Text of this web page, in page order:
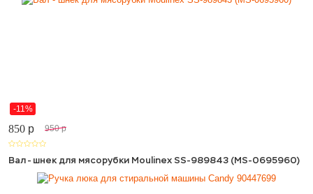
-11%
850 p 950 p
Вал - шнек для мясорубки Moulinex SS-989843 (MS-0695960)